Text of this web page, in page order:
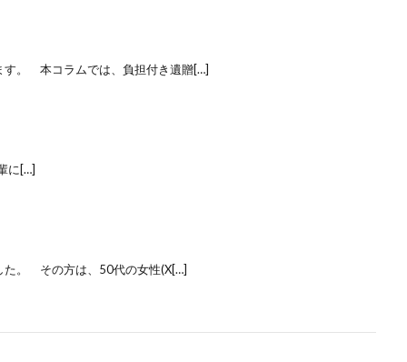
。 本コラムでは、負担付き遺贈[…]
に[…]
た。 その方は、50代の女性(X[…]